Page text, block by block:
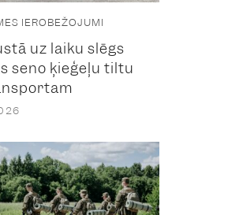
IEROBEŽOJUMI
uz laiku slēgs
seno ķieģeļu tiltu